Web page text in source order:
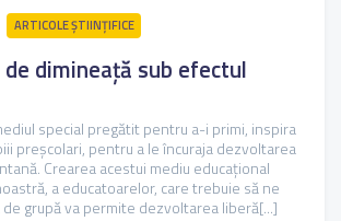
ARTICOLE ŞTIINȚIFICE
dimineață sub efectul
special pregătit pentru a-i primi, inspira
preșcolari, pentru a le încuraja dezvoltarea
Crearea acestui mediu educațional
a educatoarelor, care trebuie să ne
de grupă va permite dezvoltarea liberă[...]